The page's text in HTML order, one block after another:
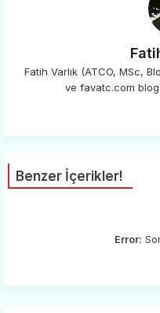
Fatih Varlık (ATCO, MSc,
ve favatc.com
Benzer İçerikler!
Error: